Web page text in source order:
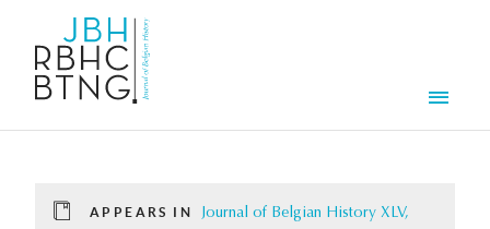
APPEARS IN
Journal of Belgian History XLV,